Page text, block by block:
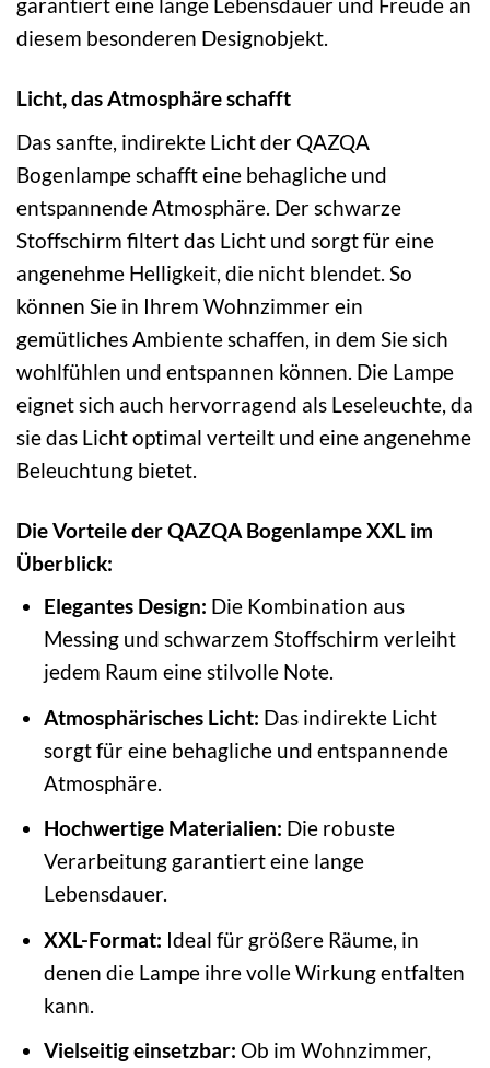
garantiert eine lange Lebensdauer und Freude an
diesem besonderen Designobjekt.
Licht, das Atmosphäre schafft
Das sanfte, indirekte Licht der QAZQA
Bogenlampe schafft eine behagliche und
entspannende Atmosphäre. Der schwarze
Stoffschirm filtert das Licht und sorgt für eine
angenehme Helligkeit, die nicht blendet. So
können Sie in Ihrem Wohnzimmer ein
gemütliches Ambiente schaffen, in dem Sie sich
wohlfühlen und entspannen können. Die Lampe
eignet sich auch hervorragend als Leseleuchte, da
sie das Licht optimal verteilt und eine angenehme
Beleuchtung bietet.
Die Vorteile der QAZQA Bogenlampe XXL im
Überblick:
Elegantes Design: Die Kombination aus
Messing und schwarzem Stoffschirm verleiht
jedem Raum eine stilvolle Note.
Atmosphärisches Licht: Das indirekte Licht
sorgt für eine behagliche und entspannende
Atmosphäre.
Hochwertige Materialien: Die robuste
Verarbeitung garantiert eine lange
Lebensdauer.
XXL-Format: Ideal für größere Räume, in
denen die Lampe ihre volle Wirkung entfalten
kann.
Vielseitig einsetzbar: Ob im Wohnzimmer,